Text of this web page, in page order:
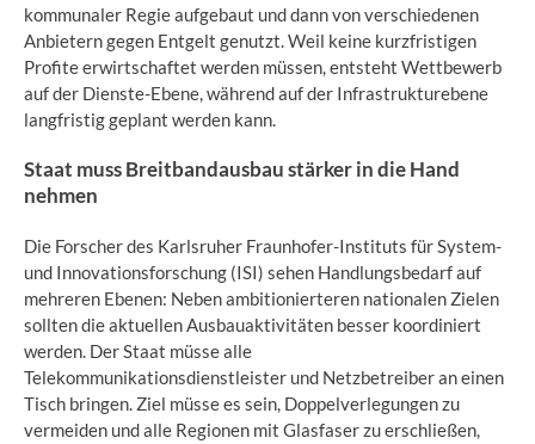
kommunaler Regie aufgebaut und dann von verschiedenen
Anbietern gegen Entgelt genutzt. Weil keine kurzfristigen
Profite erwirtschaftet werden müssen, entsteht Wettbewerb
auf der Dienste-Ebene, während auf der Infrastrukturebene
langfristig geplant werden kann.
Staat muss Breitbandausbau stärker in die Hand
nehmen
Die Forscher des Karlsruher Fraunhofer-Instituts für System-
und Innovationsforschung (ISI) sehen Handlungsbedarf auf
mehreren Ebenen: Neben ambitionierteren nationalen Zielen
sollten die aktuellen Ausbauaktivitäten besser koordiniert
werden. Der Staat müsse alle
Telekommunikationsdienstleister und Netzbetreiber an einen
Tisch bringen. Ziel müsse es sein, Doppelverlegungen zu
vermeiden und alle Regionen mit Glasfaser zu erschließen,